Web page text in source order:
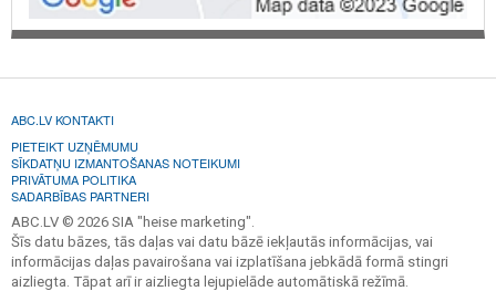
ABC.LV KONTAKTI
PIETEIKT UZŅĒMUMU
SĪKDATŅU IZMANTOŠANAS NOTEIKUMI
PRIVĀTUMA POLITIKA
SADARBĪBAS PARTNERI
ABC.LV © 2026 SIA "heise marketing".
Šīs datu bāzes, tās daļas vai datu bāzē iekļautās informācijas, vai
informācijas daļas pavairošana vai izplatīšana jebkādā formā stingri
aizliegta. Tāpat arī ir aizliegta lejupielāde automātiskā režīmā.